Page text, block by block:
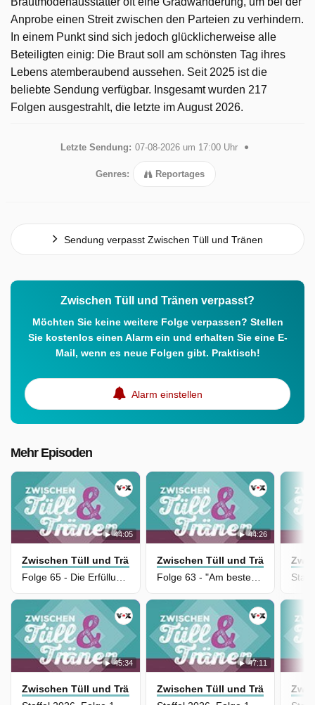
Anprobe einen Streit zwischen den Parteien zu verhindern.
In einem Punkt sind sich jedoch glücklicherweise alle
Beteiligten einig: Die Braut soll am schönsten Tag ihres
Lebens atemberaubend aussehen. Seit 2025 ist die
beliebte Sendung verfügbar. Insgesamt wurden 217
Folgen ausgestrahlt, die letzte im August 2026.
Letzte Sendung: 07-08-2026 um 17:00 Uhr
Genres: Reportages
Sendung verpasst Zwischen Tüll und Tränen
Zwischen Tüll und Tränen verpasst?
Möchten Sie keine weitere Folge verpassen? Stellen
Sie kostenlos einen Alarm ein und erhalten Sie eine E-
Mail, wenn es neue Folgen gibt. Praktisch!
Alarm einstellen
Mehr Episoden
44:05
Zwischen Tüll und Tränen
Folge 65 - Die Erfüllung eines Mädchentraums
44:26
Zwischen Tüll und Tränen
Folge 63 - "Am besten alles!"
45:34
Zwischen Tüll und Tränen
47:11
Zwischen Tüll und Tränen